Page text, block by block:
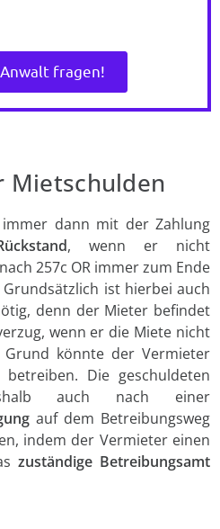
Anwalt fragen!
Mietschulden
dann mit der Zahlung
, wenn er nicht
257c OR immer zum Ende
ist hierbei auch
denn der Mieter befindet
wenn er die Miete nicht
könnte der Vermieter
Die geschuldeten
auch nach einer
auf dem Betreibungsweg
indem der Vermieter einen
zuständige Betreibungsamt